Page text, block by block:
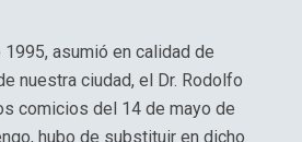
asumió en calidad de
nuestra ciudad, el Dr. Rodolfo
comicios del 14 de mayo de
hubo de substituir en dicho